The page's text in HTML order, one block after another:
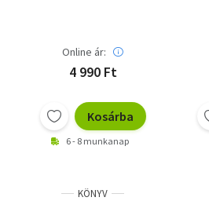
Online ár:
4 990 Ft
Kosárba
6 - 8 munkanap
KÖNYV